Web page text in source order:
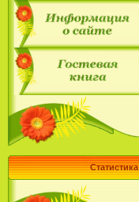
Статистика